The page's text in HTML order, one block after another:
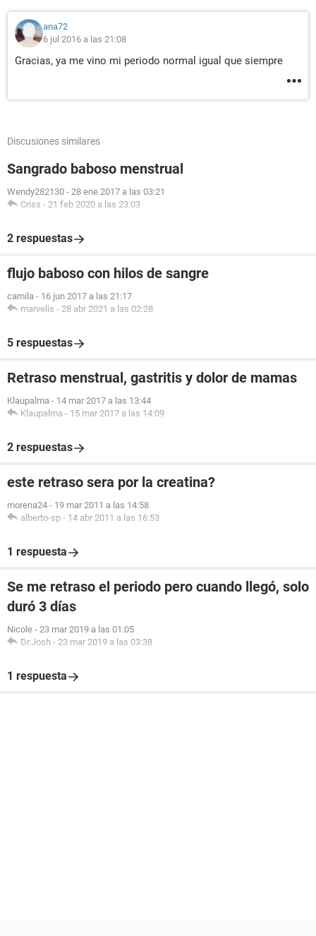
ana72
6 jul 2016 a las 21:08
Gracias, ya me vino mi periodo normal igual que siempre
Discusiones similares
Sangrado baboso menstrual
Wendy282130 - 28 ene 2017 a las 03:21
Criss - 21 feb 2020 a las 23:03
2 respuestas
flujo baboso con hilos de sangre
camila - 16 jun 2017 a las 21:17
marvelis - 28 abr 2021 a las 02:28
5 respuestas
Retraso menstrual, gastritis y dolor de mamas
Klaupalma - 14 mar 2017 a las 13:44
Klaupalma - 15 mar 2017 a las 14:09
2 respuestas
este retraso sera por la creatina?
morena24 - 19 mar 2011 a las 14:58
alberto-sp - 14 abr 2011 a las 16:53
1 respuesta
Se me retraso el periodo pero cuando llegó, solo
duró 3 días
Nicole - 23 mar 2019 a las 01:05
Dr.Josh - 23 mar 2019 a las 03:38
1 respuesta